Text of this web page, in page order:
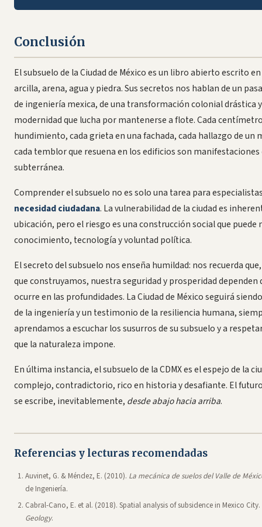
Conclusión
El subsuelo de la Ciudad de México es un libro abierto escrito
arcilla, arena, agua y piedra. Sus secretos nos hablan de un
de ingeniería mexica, de una transformación colonial drástica
modernidad que lucha por mantenerse a flote. Cada
hundimiento, cada grieta en una fachada, cada hallazgo de un
cada temblor que resuena en los edificios son manifestaciones
subterránea.
Comprender el subsuelo no es solo una tarea para
necesidad ciudadana. La vulnerabilidad de la ciudad es
ubicación, pero el riesgo es una construcción social que
conocimiento, tecnología y voluntad política.
El secreto del subsuelo nos enseña humildad: nos recuerda
que construyamos, nuestra seguridad y prosperidad dependen
ocurre en las profundidades. La Ciudad de México seguirá
de la ingeniería y un testimonio de la resiliencia humana,
aprendamos a escuchar los susurros de su subsuelo y a
que la naturaleza impone.
En última instancia, el subsuelo de la CDMX es el espejo de la
complejo, contradictorio, rico en historia y desafiante. El
se escribe, inevitablemente, desde abajo hacia arriba.
Referencias y lecturas recomendadas
Auvinet, G. & Méndez, E. (2010). La mecánica de suelos del Valle de
de Ingeniería.
Cabral-Cano, E. et al. (2018). Spatial analysis of subsidence in Mexico City.
Geology.